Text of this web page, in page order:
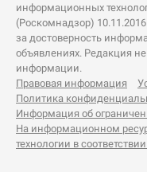
информационных
(Роскомнадзор)
за достоверность
объявлениях. Редакция
информации.
Правовая информация
Политика
Информация об
На информационном
технологии в